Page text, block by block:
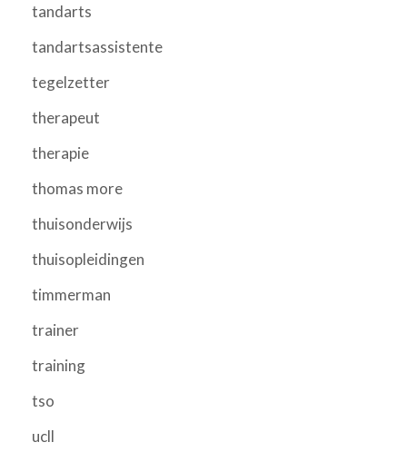
tandarts
tandartsassistente
tegelzetter
therapeut
therapie
thomas more
thuisonderwijs
thuisopleidingen
timmerman
trainer
training
tso
ucll